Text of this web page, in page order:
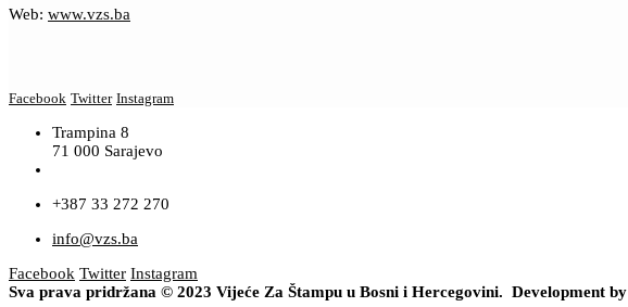
Web: www.vzs.ba
Facebook Twitter Instagram
Trampina 8
71 000 Sarajevo
+387 33 272 270
info@vzs.ba
Facebook Twitter Instagram
Sva prava pridržana © 2023 Vijeće Za Štampu u Bosni i Hercegovini. Development by